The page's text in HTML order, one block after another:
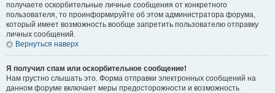
получаете оскорбительные личные сообщения от конкретного
пользователя, то проинформируйте об этом администратора форума,
который имеет возможность вообще запретить пользователю отправку
личных сообщений.
Вернуться наверх
Я получил спам или оскорбительное сообщение!
Нам грустно слышать это. Форма отправки электронных сообщений на
данном форуме включает меры предосторожности и возможность